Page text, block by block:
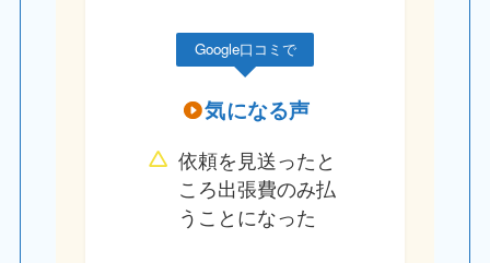
Google口コミで
気になる声
依頼を見送ったと
ころ出張費のみ払
うことになった